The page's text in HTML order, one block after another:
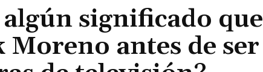
significado que
antes de ser